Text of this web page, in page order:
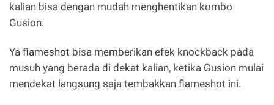
kalian bisa dengan mudah menghentikan kombo
Gusion.
Ya flameshot bisa memberikan efek knockback pada
musuh yang berada di dekat kalian, ketika Gusion mulai
mendekat langsung saja tembakkan flameshot ini.